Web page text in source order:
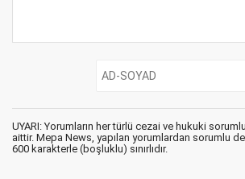
UYARI: Yorumların her türlü cezai ve hukuki
aittir. Mepa News, yapılan yorumlardan sorumlu
600 karakterle (boşluklu) sınırlıdır.